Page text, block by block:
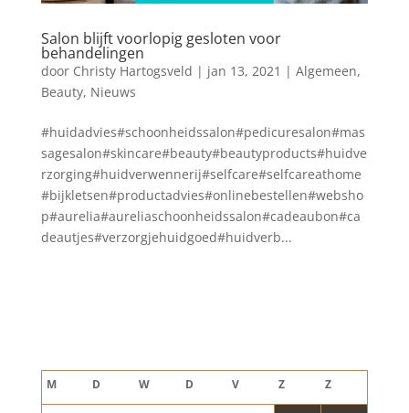
Salon blijft voorlopig gesloten voor
behandelingen
door Christy Hartogsveld | jan 13, 2021 | Algemeen,
Beauty, Nieuws
#huidadvies#schoonheidssalon#pedicuresalon#mas
sagesalon#skincare#beauty#beautyproducts#huidve
rzorging#huidverwennerij#selfcare#selfcareathome
#bijkletsen#productadvies#onlinebestellen#websho
p#aurelia#aureliaschoonheidssalon#cadeaubon#ca
deautjes#verzorgjehuidgoed#huidverb...
M D W D V Z Z